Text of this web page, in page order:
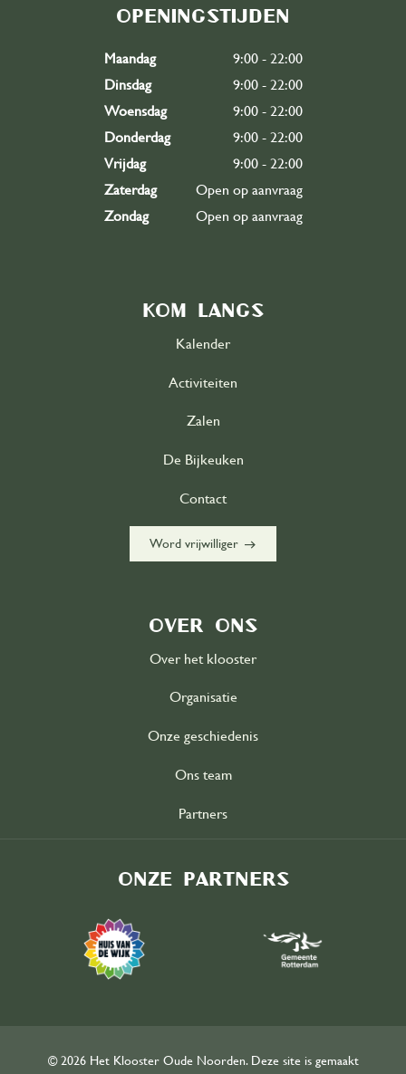
Openingstijden
Maandag
9:00 - 22:00
Dinsdag
9:00 - 22:00
Woensdag
9:00 - 22:00
Donderdag
9:00 - 22:00
Vrijdag
9:00 - 22:00
Zaterdag
Open op aanvraag
Zondag
Open op aanvraag
Kom langs
Kalender
Activiteiten
Zalen
De Bijkeuken
Contact
Word vrijwilliger east
Over ons
Over het klooster
Organisatie
Onze geschiedenis
Ons team
Partners
Onze partners
© 2026 Het Klooster Oude Noorden. Deze site is gemaakt